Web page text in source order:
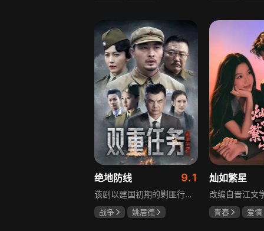
绝地防线 9.1
该剧以建国初期的剿匪行动为背景，讲述中国人民解放军西线小分队追击黑山寺国民党残部的故事。小分队在执行任务过程中，严格遵照上级指示，既要完成军事目标，又全力保护沿途百姓的生命财产安全，同时对残部人员采取劝降与救治相结合的策略。最终，小分队成功控制了区域内的疫情，救出了愿意投诚的士兵，圆满完成了剿匪解救任务，展现了解放军的优良作风与使命担当。
战争
姚居德
灿如繁星
青春
爱情